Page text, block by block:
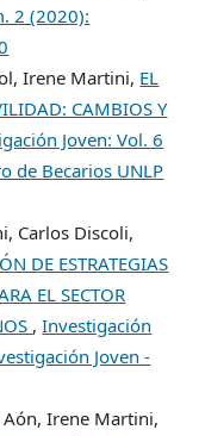
2 (2020):
Irene Martini, EL
CAMBIOS Y
Joven: Vol. 6
de Becarios UNLP
Carlos Discoli,
DE ESTRATEGIAS
EL SECTOR
,Investigación
Joven -
Aón, Irene Martini,